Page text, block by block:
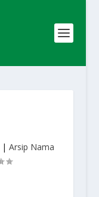
|Arsip Nama